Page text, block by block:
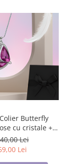
Butterfly
cu cristale +
CADOU
Lei
Lei